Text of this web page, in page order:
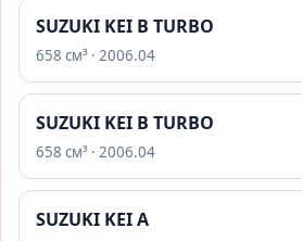
SUZUKI KEI B TURBO
658 см³ · 2006.04
SUZUKI KEI B TURBO
658 см³ · 2006.04
SUZUKI KEI A